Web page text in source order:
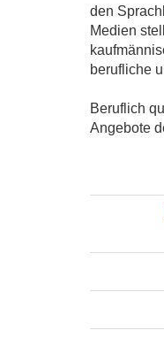
den
Medien
berufliche
Beruflich
Angebote